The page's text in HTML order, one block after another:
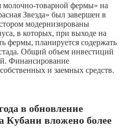
молочно-товарной фермы» на
Звезда» был завершен в
модернизированы
в которых, при выходе на
фермы, планируется содержать
Общий объем инвестиций
Финансирование
и заемных средств.
в обновление
Кубани вложено более